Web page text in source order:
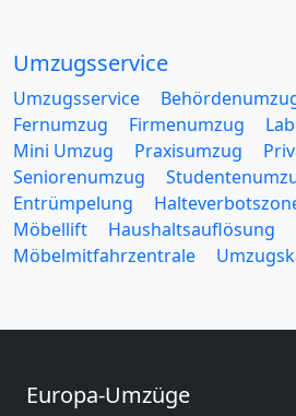
Umzugsservice
Umzugsservice
Fernumzug
Firmenumzug
Mini Umzug
Praxisumzug
Seniorenumzug
Entrümpelung
Möbellift
Haushaltsauflösung
Möbelmitfahrzentrale
Europa-Umzüge